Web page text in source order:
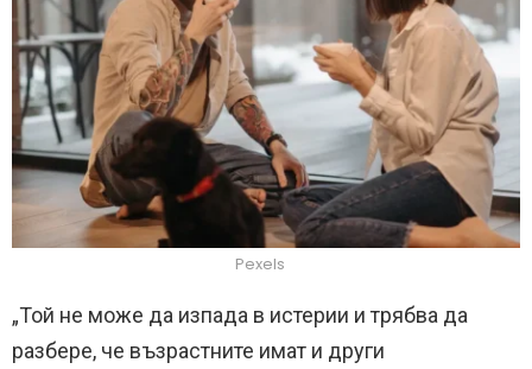
Pexels
„Той не може да изпада в истерии и трябва да
разбере, че възрастните имат и други